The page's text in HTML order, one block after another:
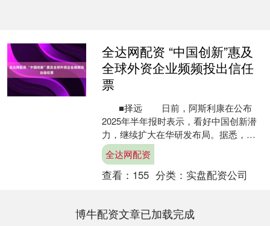
全达网配资 “中国创新”惠及
全球外资企业频频投出信任
票
■择远 日前，阿斯利康在公布
2025年半年报时表示，看好中国创新潜
力，继续扩大在华研发布局。据悉，今
年3月份，该公司宣布投资25亿美元在北
京建立....
全达网配资
查看： 155 分类： 实盘配资公司
博牛配资文章已加载完成